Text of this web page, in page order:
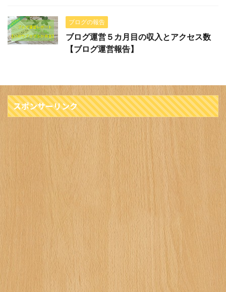
ブログの報告
ブログ運営５カ月目の収入とアクセス数
【ブログ運営報告】
スポンサーリンク